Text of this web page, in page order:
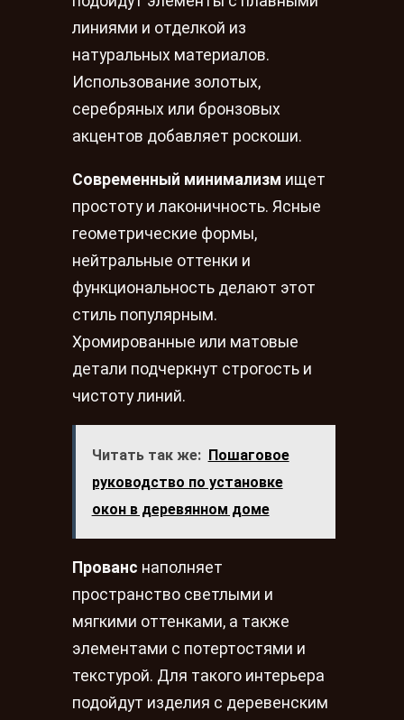
линиями и отделкой из
натуральных материалов.
Использование золотых,
серебряных или бронзовых
акцентов добавляет роскоши.
Современный минимализм ищет
простоту и лаконичность. Ясные
геометрические формы,
нейтральные оттенки и
функциональность делают этот
стиль популярным.
Хромированные или матовые
детали подчеркнут строгость и
чистоту линий.
Читать так же: Пошаговое
руководство по установке
окон в деревянном доме
Прованс наполняет
пространство светлыми и
мягкими оттенками, а также
элементами с потертостями и
текстурой. Для такого интерьера
подойдут изделия с деревенским